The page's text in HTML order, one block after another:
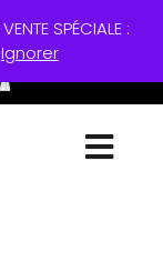
60
SPÉCIALE :
Ignorer